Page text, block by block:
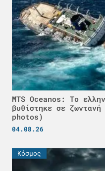
MTS Oceanos: Το
βυθίστηκε σε
photos)
04.08.26
Κόσμος